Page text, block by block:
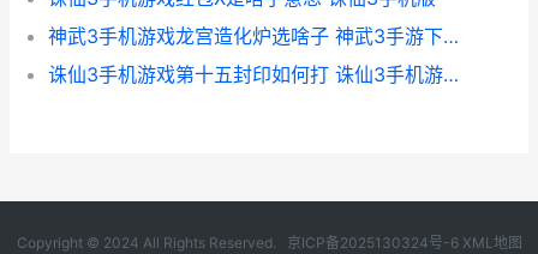
神武3手机游戏龙宫造化炉选啥子 神武3手游下载安装
诛仙3手机游戏第十五封印如何打 诛仙3手机游戏官网
Copyright © 2024 All Rights Reserved. 京ICP备2025130324号-6 XML地图